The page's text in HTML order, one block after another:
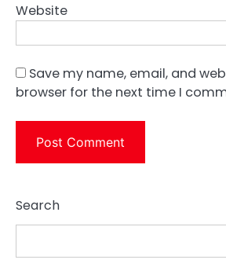
Website
Save my name, email, and
browser for the next time I
Search